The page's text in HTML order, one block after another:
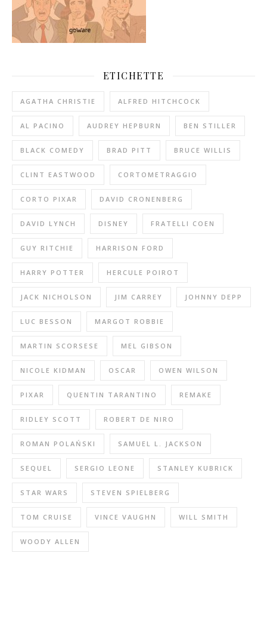
ETICHETTE
AGATHA CHRISTIE ALFRED HITCHCOCK
AL PACINO AUDREY HEPBURN BEN STILLER
BLACK COMEDY BRAD PITT BRUCE WILLIS
CLINT EASTWOOD CORTOMETRAGGIO
CORTO PIXAR DAVID CRONENBERG
DAVID LYNCH DISNEY FRATELLI COEN
GUY RITCHIE HARRISON FORD
HARRY POTTER HERCULE POIROT
JACK NICHOLSON JIM CARREY JOHNNY DEPP
LUC BESSON MARGOT ROBBIE
MARTIN SCORSESE MEL GIBSON
NICOLE KIDMAN OSCAR OWEN WILSON
PIXAR QUENTIN TARANTINO REMAKE
RIDLEY SCOTT ROBERT DE NIRO
ROMAN POLAŃSKI SAMUEL L. JACKSON
SEQUEL SERGIO LEONE STANLEY KUBRICK
STAR WARS STEVEN SPIELBERG
TOM CRUISE VINCE VAUGHN WILL SMITH
WOODY ALLEN